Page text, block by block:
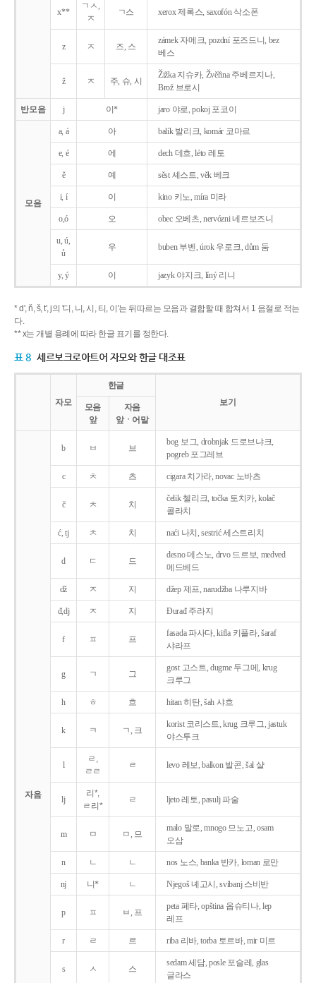
x**
ㄱㅅ,
ㅈ
ㄱ스 xerox 제록스, saxofón 삭소폰
z ㅈ 즈, 스
zámek 자메크, pozdní 포즈드니, bez
베스
ž ㅈ 주, 슈, 시
Žižka 지슈카, Žvěřina 주베르지나,
Brož 브로시
반모음 j 이* jaro 야로, pokoj 포코이
모음
a, á 아 balík 발리크, komár 코마르
e, é 에 dech 데흐, léto 레토
ě 예 sěst 셰스트, věk 베크
i, í 이 kino 키노, míra 미라
o,ó 오 obec 오베츠, nervózni 네르보즈니
u, ú,
ů
우 buben 부벤, úrok 우로크, dům 둠
y, ý 이 jazyk야지크, líný 리니
* d', ň, š, t', j의 '디, 니, 시, 티, 이'는 뒤따르는 모음과 결합할 때 합쳐서 1 음절로 적는
다.
** x는 개별 용례에 따라 한글 표기를 정한다.
표 8 세르보크로아트어 자모와 한글 대조표
자모
한글
보기
모음
앞
자음
앞ㆍ어말
자음
b ㅂ 브
bog 보그, drobnjak 드로브냐크,
pogreb 포그레브
c ㅊ 츠 cigara 치가라, novac 노바츠
č ㅊ 치
čelik 첼리크, točka 토치카, kolač
콜라치
ć, tj ㅊ 치 naći 나치, sestrić 세스트리치
d ㄷ 드
desno 데스노, drvo 드르보, medved
메드베드
dž ㅈ 지 džep 제프, narudžba 나루지바
đ,dj ㅈ 지 Ðurađ 주라지
f ㅍ 프
fasada 파사다, kifla 키플라, šaraf
샤라프
g ㄱ 그
gost 고스트, dugme 두그메, krug
크루그
h ㅎ 흐 hitan 히탄, šah 샤흐
k ㅋ ㄱ, 크
korist 코리스트, krug 크루그, jastuk
야스투크
l
ㄹ,
ㄹㄹ
ㄹ levo 레보, balkon 발콘, šal 샬
lj
리*,
ㄹ리*
ㄹ ljeto 레토, pasulj 파술
m ㅁ ㅁ, 므
malo 말로, mnogo 므노고, osam
오삼
n ㄴ ㄴ nos 노스, banka 반카, loman 로만
nj 니* ㄴ Njegoš 녜고시, svibanj 스비반
p ㅍ ㅂ, 프
peta 페타, opština 옵슈티나, lep
레프
r ㄹ 르 riba 리바, torba 토르바, mir 미르
s ㅅ 스
sedam 세담, posle 포슬레, glas
글라스